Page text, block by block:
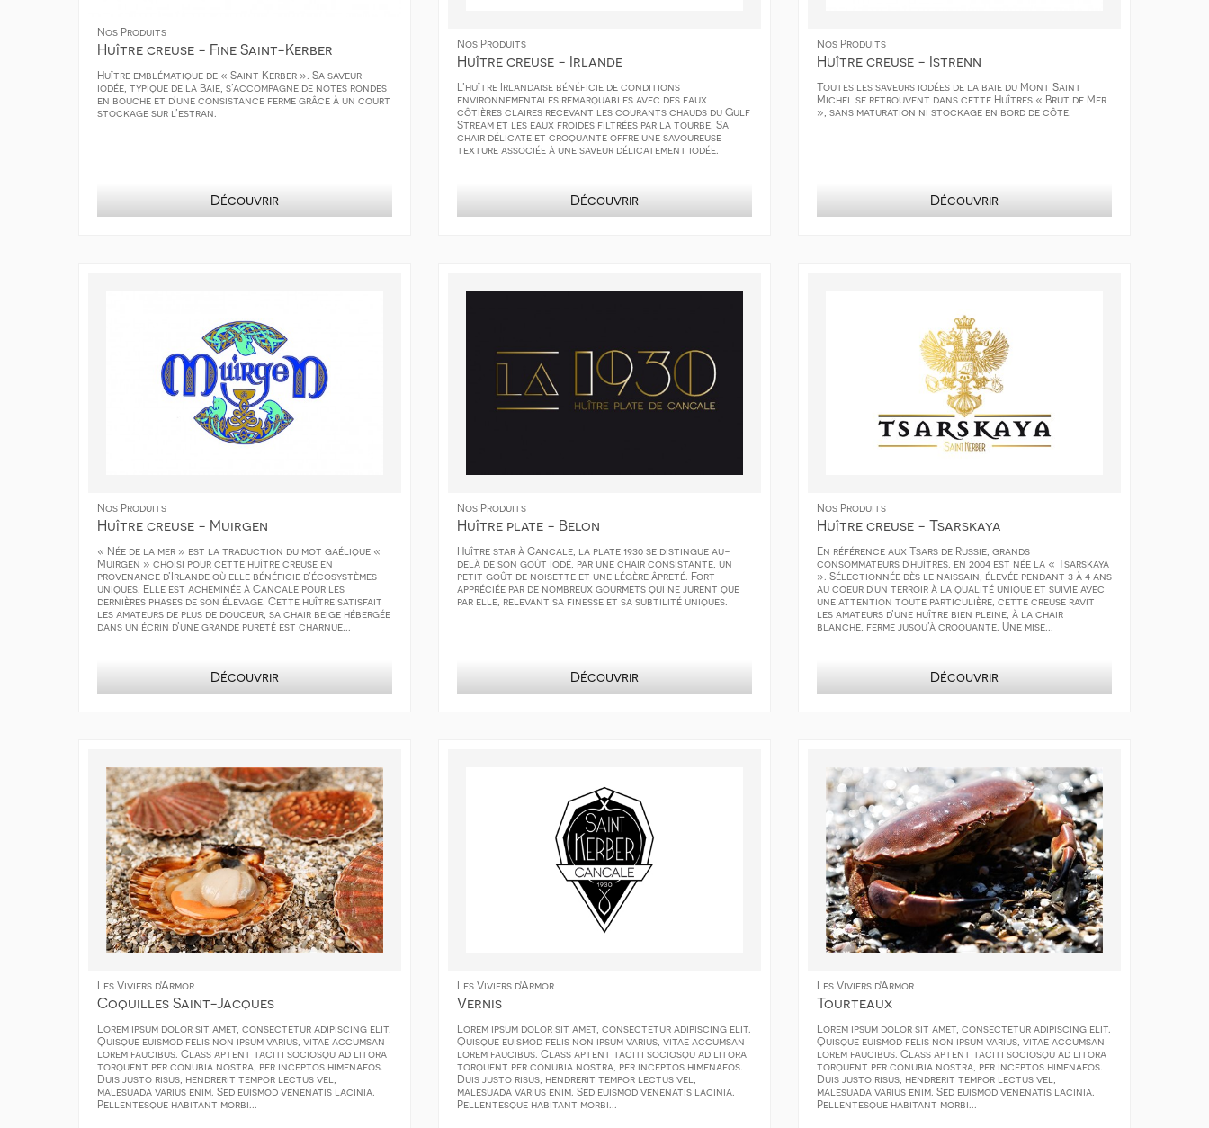
Nos Produits
Huître creuse - Fine Saint-Kerber
Huître emblématique de « Saint Kerber ». Sa saveur
iodée, typique de la Baie, s’accompagne de notes rondes
en bouche et d’une consistance ferme grâce à un court
stockage sur l’estran.
Découvrir
Nos Produits
Huître creuse - Irlande
L’huître Irlandaise bénéficie de conditions
environnementales remarquables avec des eaux
côtières claires recevant les courants chauds du Gulf
Stream et les eaux froides filtrées par la tourbe. Sa
chair délicate et croquante offre une savoureuse
texture associée à une saveur délicatement iodée.
Découvrir
Nos Produits
Huître creuse - Istrenn
Toutes les saveurs iodées de la baie du Mont Saint
Michel se retrouvent dans cette Huîtres « Brut de Mer
», sans maturation ni stockage en bord de côte.
Découvrir
Nos Produits
Huître creuse - Muirgen
« Née de la mer » est la traduction du mot gaélique «
Muirgen » choisi pour cette huître creuse en
provenance d’Irlande où elle bénéficie d’écosystèmes
uniques. Elle est acheminée à Cancale pour les
dernières phases de son élevage. Cette huître satisfait
les amateurs de plus de douceur, sa chair beige hébergée
dans un écrin d’une grande pureté est charnue...
Découvrir
Nos Produits
Huître plate - Belon
Huître star à Cancale, la plate 1930 se distingue au-
delà de son goût iodé, par une chair consistante, un
petit goût de noisette et une légère âpreté. Fort
appréciée par de nombreux gourmets qui ne jurent que
par elle, relevant sa finesse et sa subtilité uniques.
Découvrir
Nos Produits
Huître creuse - Tsarskaya
En référence aux Tsars de Russie, grands
consommateurs d’huîtres, en 2004 est née la « Tsarskaya
». Sélectionnée dès le naissain, élevée pendant 3 à 4 ans
au coeur d’un terroir à la qualité unique et suivie avec
une attention toute particulière, cette creuse ravit
les amateurs d’une huître bien pleine, à la chair
blanche, ferme jusqu’à croquante. Une mise...
Découvrir
Les Viviers d'Armor
Coquilles Saint-Jacques
Lorem ipsum dolor sit amet, consectetur adipiscing elit.
Quisque euismod felis non ipsum varius, vitae accumsan
lorem faucibus. Class aptent taciti sociosqu ad litora
torquent per conubia nostra, per inceptos himenaeos.
Duis justo risus, hendrerit tempor lectus vel,
malesuada varius enim. Sed euismod venenatis lacinia.
Pellentesque habitant morbi...
Les Viviers d'Armor
Vernis
Lorem ipsum dolor sit amet, consectetur adipiscing elit.
Quisque euismod felis non ipsum varius, vitae accumsan
lorem faucibus. Class aptent taciti sociosqu ad litora
torquent per conubia nostra, per inceptos himenaeos.
Duis justo risus, hendrerit tempor lectus vel,
malesuada varius enim. Sed euismod venenatis lacinia.
Pellentesque habitant morbi...
Les Viviers d'Armor
Tourteaux
Lorem ipsum dolor sit amet, consectetur adipiscing elit.
Quisque euismod felis non ipsum varius, vitae accumsan
lorem faucibus. Class aptent taciti sociosqu ad litora
torquent per conubia nostra, per inceptos himenaeos.
Duis justo risus, hendrerit tempor lectus vel,
malesuada varius enim. Sed euismod venenatis lacinia.
Pellentesque habitant morbi...